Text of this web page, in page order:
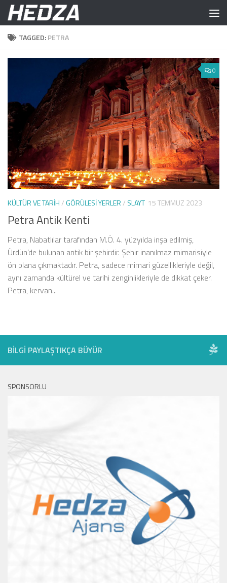
Skip to content
TAGGED:PETRA
0
KÜLTÜR VE TARIH/GÖRÜLESI YERLER/ SLAYT 15 TEMMUZ 2023
Petra Antik Kenti
Petra, Nabatlılar tarafından M.Ö. 4. yüzyılda inşa edilmiş,
Ürdün’de bulunan antik bir şehirdir. Şehir inanılmaz mimarisiyle
ön plana çıkmaktadır. Petra, sadece mimari güzellikleriyle değil,
aynı zamanda kültürel ve tarihi zenginlikleriyle de dikkat çeker.
Petra, kervan...
BILGI PAYLAŞTIKÇA BÜYÜR
SPONSORLU